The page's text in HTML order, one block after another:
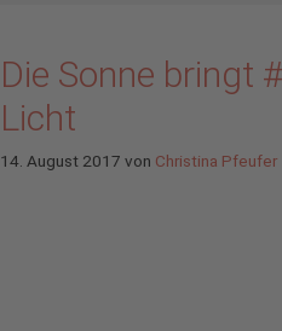
Die Sonne bringt
Licht
14. August 2017 von Christina Pfeufer